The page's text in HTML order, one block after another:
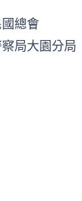
總會
局大園分局